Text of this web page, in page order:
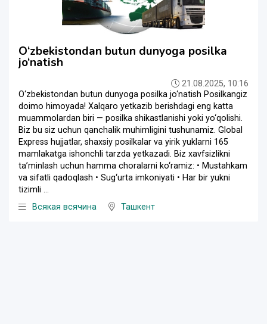
O‘zbekistondan butun dunyoga posilka
jo‘natish
21.08.2025, 10:16
O‘zbekistondan butun dunyoga posilka jo‘natish Posilkangiz
doimo himoyada! Xalqaro yetkazib berishdagi eng katta
muammolardan biri — posilka shikastlanishi yoki yo‘qolishi.
Biz bu siz uchun qanchalik muhimligini tushunamiz. Global
Express hujjatlar, shaxsiy posilkalar va yirik yuklarni 165
mamlakatga ishonchli tarzda yetkazadi. Biz xavfsizlikni
ta’minlash uchun hamma choralarni ko‘ramiz: • Mustahkam
va sifatli qadoqlash • Sug‘urta imkoniyati • Har bir yukni
tizimli ...
Всякая всячина
Ташкент